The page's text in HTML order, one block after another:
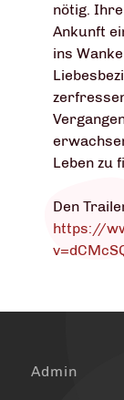
nötig.
Ankunft
ins
Leben zu
Den
https://
Admin